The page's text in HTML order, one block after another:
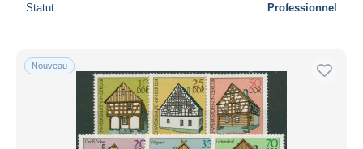
Statut Professionnel
Nouveau